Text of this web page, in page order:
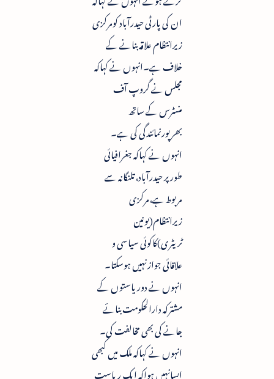
ان کی پارٹی حیدرآباد کومرکزی
زیرانتظام علاقہ بنانے کے
خلاف ہے۔انہوں نے کہاکہ
مجلس نے گروپ آف
منسٹرس کے ساتھ
بھرپورنمائندگی کی ہے۔
انہوں نے کہاکہ جغرافیائی
طورپر حیدرآباد،تلنگانہ سے
مربوط ہے،مرکزی
زیرانتظام(یونین
ٹریٹری)کاکوئی سیاسی و
علاقائی جوازنہیں ہوسکتا۔
انہوں نے دوریاستوں کے
مشترکہ دارالحکومت بنائے
جانے کی بھی مخالفت کی۔
انہوں نے کہاکہ ملک میں کبھی
ایسانہیں ہواکہ ایک ریاست